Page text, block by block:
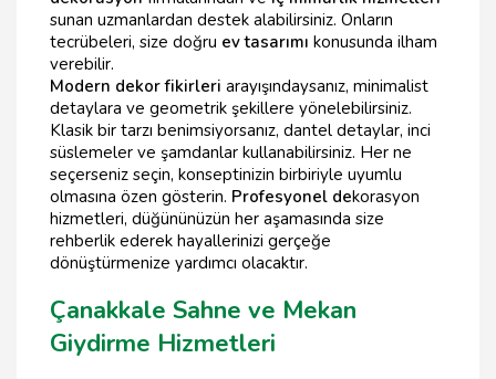
sunan uzmanlardan destek alabilirsiniz. Onların
tecrübeleri, size doğru ev tasarımı konusunda ilham
verebilir.
Modern dekor fikirleri arayışındaysanız, minimalist
detaylara ve geometrik şekillere yönelebilirsiniz.
Klasik bir tarzı benimsiyorsanız, dantel detaylar, inci
süslemeler ve şamdanlar kullanabilirsiniz. Her ne
seçerseniz seçin, konseptinizin birbiriyle uyumlu
olmasına özen gösterin. Profesyonel dekorasyon
hizmetleri, düğününüzün her aşamasında size
rehberlik ederek hayallerinizi gerçeğe
dönüştürmenize yardımcı olacaktır.
Çanakkale Sahne ve Mekan
Giydirme Hizmetleri